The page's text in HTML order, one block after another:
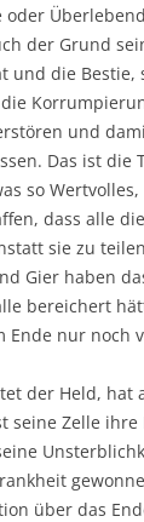
oder
der Grund
und die Bestie,
und
Das ist die
so
dass alle
sie zu
Gier haben
bereichert
Ende nur noch
der Held, hat
seine Zelle ihre
über das